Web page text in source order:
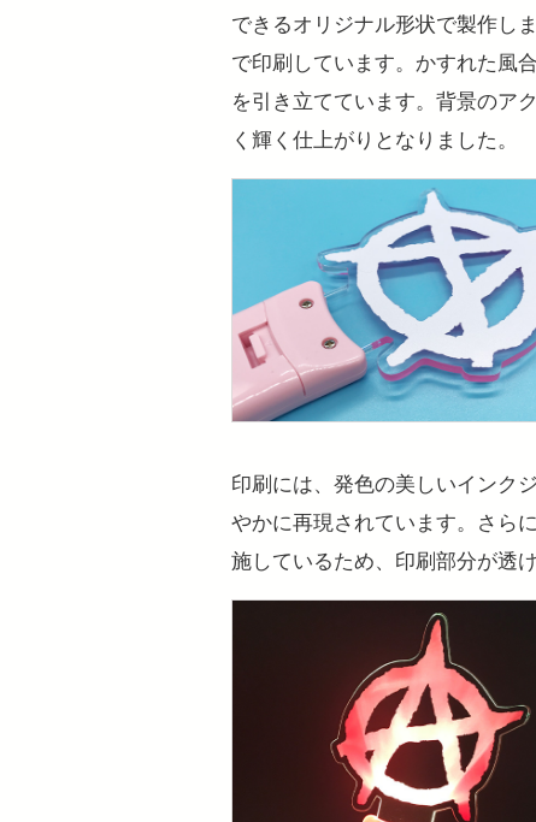
できるオリジナル形状で製作し
で印刷しています。かすれた風
を引き立てています。背景のア
く輝く仕上がりとなりました。
印刷には、発色の美しいインク
やかに再現されています。さら
施しているため、印刷部分が透